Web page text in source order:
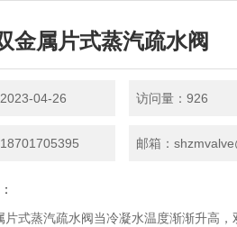
金属片式蒸汽疏水阀
04-26 访问量：926
邮箱：
片式蒸汽疏水阀当冷凝水温度渐渐升高，